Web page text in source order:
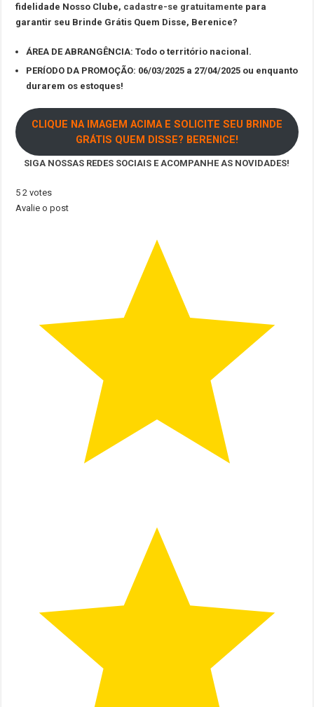
fidelidade Nosso Clube, cadastre-se gratuitamente para
garantir seu Brinde Grátis Quem Disse, Berenice?
ÁREA DE ABRANGÊNCIA: Todo o território nacional.
PERÍODO DA PROMOÇÃO: 06/03/2025 a 27/04/2025 ou enquanto
durarem os estoques!
CLIQUE NA IMAGEM ACIMA E SOLICITE SEU BRINDE
GRÁTIS QUEM DISSE? BERENICE!
SIGA NOSSAS REDES SOCIAIS E ACOMPANHE AS NOVIDADES!
5 2 votes
Avalie o post